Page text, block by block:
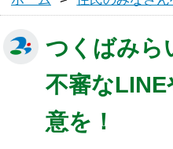
つくばみら
不審な
意を！